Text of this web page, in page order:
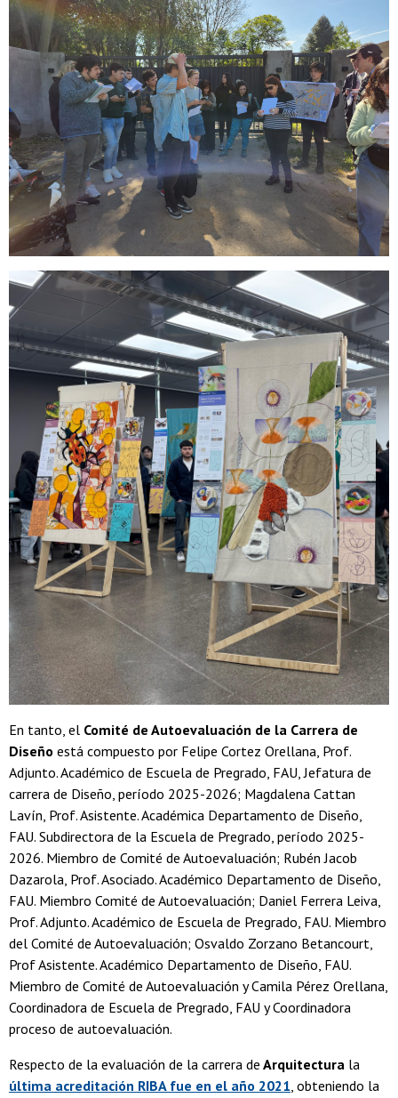
En tanto, el Comité de Autoevaluación de la Carrera de
Diseño está compuesto por Felipe Cortez Orellana, Prof.
Adjunto. Académico de Escuela de Pregrado, FAU, Jefatura de
carrera de Diseño, período 2025-2026; Magdalena Cattan
Lavín, Prof. Asistente. Académica Departamento de Diseño,
FAU. Subdirectora de la Escuela de Pregrado, período 2025-
2026. Miembro de Comité de Autoevaluación; Rubén Jacob
Dazarola, Prof. Asociado. Académico Departamento de Diseño,
FAU. Miembro Comité de Autoevaluación; Daniel Ferrera Leiva,
Prof. Adjunto. Académico de Escuela de Pregrado, FAU. Miembro
del Comité de Autoevaluación; Osvaldo Zorzano Betancourt,
Prof Asistente. Académico Departamento de Diseño, FAU.
Miembro de Comité de Autoevaluación y Camila Pérez Orellana,
Coordinadora de Escuela de Pregrado, FAU y Coordinadora
proceso de autoevaluación.
Respecto de la evaluación de la carrera de Arquitectura la
última acreditación RIBA fue en el año 2021 , obteniendo la